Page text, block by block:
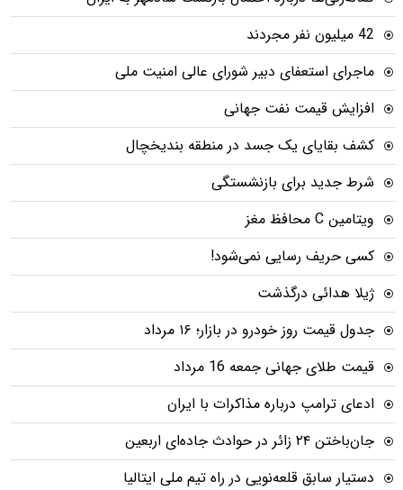
42 میلیون نفر مجردند
ماجرای استعفای دبیر شورای عالی امنیت ملی
افزایش قیمت نفت جهانی
کشف بقایای یک جسد در منطقه بندیخچال
شرط جدید برای بازنشستگی
ویتامین C محافظ مغز
کسی حریف رسایی نمی‌شود!
ژیلا هدائی درگذشت
جدول قیمت روز خودرو در بازار؛ ۱۶ مرداد
قیمت طلای جهانی جمعه 16 مرداد
ادعای ترامپ درباره مذاکرات با ایران
جان‌باختن ۲۴ زائر در حوادث جاده‌ای اربعین
دستیار سابق قلعه‌نویی در راه تیم ملی ایتالیا